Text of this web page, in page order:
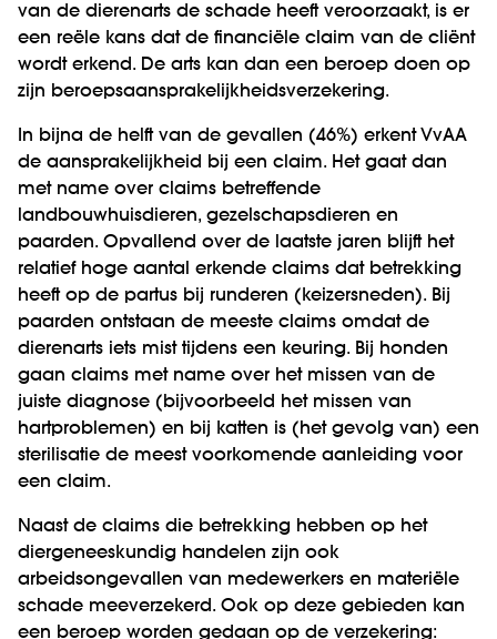
van de dierenarts de schade heeft veroorzaakt, is er
een reële kans dat de financiële claim van de cliënt
wordt erkend. De arts kan dan een beroep doen op
zijn beroepsaansprakelijkheidsverzekering.
In bijna de helft van de gevallen (46%) erkent VvAA
de aansprakelijkheid bij een claim. Het gaat dan
met name over claims betreffende
landbouwhuisdieren, gezelschapsdieren en
paarden. Opvallend over de laatste jaren blijft het
relatief hoge aantal erkende claims dat betrekking
heeft op de partus bij runderen (keizersneden). Bij
paarden ontstaan de meeste claims omdat de
dierenarts iets mist tijdens een keuring. Bij honden
gaan claims met name over het missen van de
juiste diagnose (bijvoorbeeld het missen van
hartproblemen) en bij katten is (het gevolg van) een
sterilisatie de meest voorkomende aanleiding voor
een claim.
Naast de claims die betrekking hebben op het
diergeneeskundig handelen zijn ook
arbeidsongevallen van medewerkers en materiële
schade meeverzekerd. Ook op deze gebieden kan
een beroep worden gedaan op de verzekering: